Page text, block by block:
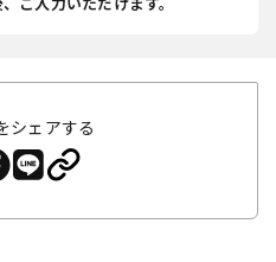
シェアする